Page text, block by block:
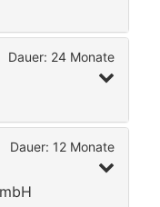
Dauer: 24 Monate
Dauer: 12 Monate